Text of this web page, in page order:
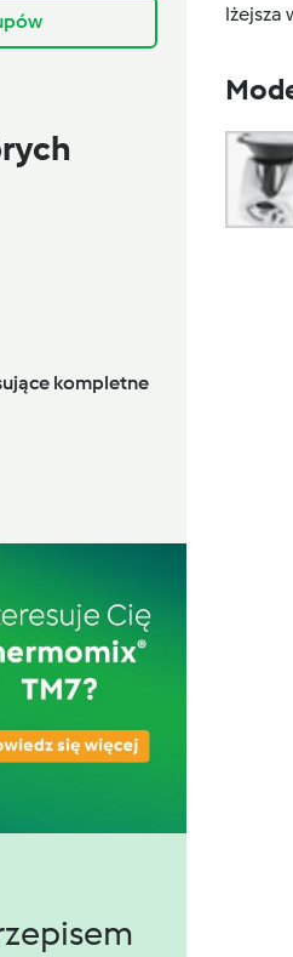
kompletne
lżejsza